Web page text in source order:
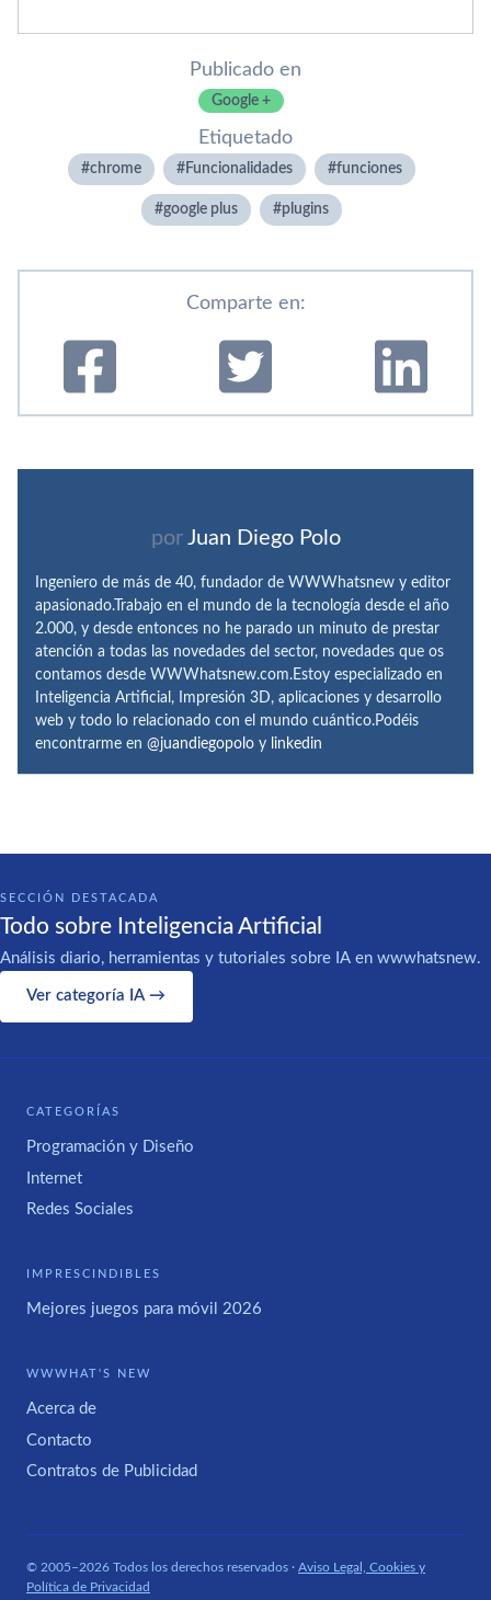
Publicado en
Google +
Etiquetado
chrome Funcionalidades funciones
google plus plugins
Comparte en:
por Juan Diego Polo
Ingeniero de más de 40, fundador de WWWhatsnew y editor
apasionado.Trabajo en el mundo de la tecnología desde el año
2.000, y desde entonces no he parado un minuto de prestar
atención a todas las novedades del sector, novedades que os
contamos desde WWWhatsnew.com.Estoy especializado en
Inteligencia Artificial, Impresión 3D, aplicaciones y desarrollo
web y todo lo relacionado con el mundo cuántico.Podéis
encontrarme en @juandiegopolo y linkedin
SECCIÓN DESTACADA
Todo sobre Inteligencia Artificial
Análisis diario, herramientas y tutoriales sobre IA en wwwhatsnew.
Ver categoría IA →
CATEGORÍAS
Programación y Diseño
Internet
Redes Sociales
IMPRESCINDIBLES
Mejores juegos para móvil 2026
WWWHAT'S NEW
Acerca de
Contacto
Contratos de Publicidad
© 2005–2026 Todos los derechos reservados · Aviso Legal, Cookies y
Política de Privacidad